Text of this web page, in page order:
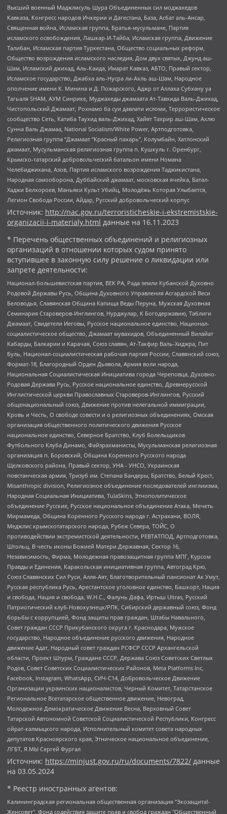
Высший военный Маджлисуль Шура Объединенных сил моджахедов
Кавказа, Конгресс народов Ичкерии и Дагестана, База, Асбат аль-Ансар,
Священная война, Исламская группа, Братья-мусульмане, Партия
исламского освобождения, Лашкар-И-Тайба, Исламская группа, Движение
Талибан, Исламская партия Туркестана, Общество социальных реформ,
Общество возрождения исламского наследия, Дом двух святых, Джунд аш-
Шам, Исламский джихад, Аль-Каида, Имарат Кавказ, АБТО, Правый сектор,
Исламское государство, Джабха аль-Нусра ли-Ахль аш-Шам, Народное
ополчение имени К. Минина и Д. Пожарского, Аджр от Аллаха Субхану уа
Тагьаля SHAM, АУМ Синрике, Муджахеды джамаата Ат-Тавхида Валь-Джихад,
Чистопольский Джамаат, Рохнамо ба суи давлати исломи, Террористическое
сообщество Сеть, Катиба Таухид валь-Джихад, Хайят Тахрир аш-Шам, Ахлю
Сунна Валь Джамаа, National Socialism/White Power, Артподготовка,
Религиозная группа “Джамаат “Красный пахарь”, Колумбайн, Хатлонский
джамаат, Мусульманская религиозная группа п. Кушкуль г. Оренбург,
Крымско-татарский добровольческий батальон имени Номана
Челебиджихана, Азов, Партия исламского возрождения Таджикистана,
Народная самооборона, Дуббайский джамаат, московская ячейка, Батал-
Хаджи Белхороев, Маньяки Культ Убийц, Молодёжь Которая Улыбается,
Легион Свобода России, Айдар, Русский добровольческий корпус
Источник: http://nac.gov.ru/terroristicheskie-i-ekstremistskie-
organizacii-i-materialy.html данные на 16.11.2023
* Перечень общественных объединений и религиозных
организаций в отношении которых судом принято
вступившее в законную силу решение о ликвидации или
запрете деятельности:
Национал-большевистская партия, ВЕК РА, Рада земли Кубанской Духовно
Родовой Державы Русь, Община Духовного Управления Асгардской Веси
Беловодья, Славянская Община Капища Веды Перуна, Мужская Духовная
Семинария Староверов-Инглингов, Нурджулар, К Богодержавию, Таблиги
Джамаат, Свидетели Иеговы, Русское национальное единство, Национал-
социалистическое общество, Джамаат мувахидов, Объединенный Вилайат
Кабарды, Балкарии и Карачая, Союз славян, Ат-Такфир Валь-Хиджра, Пит
Буль, Национал-социалистическая рабочая партия России, Славянский союз,
Формат-18, Благородный Орден Дьявола, Армия воли народа,
Национальная Социалистическая Инициатива города Череповца, Духовно-
Родовая Держава Русь, Русское национальное единство, Древнерусской
Инглистической церкви Православных Староверов-Инглингов, Русский
общенациональный союз, Движение против нелегальной иммиграции,
Кровь и Честь, О свободе совести и о религиозных объединениях, Омская
организация общественного политического движения Русское
национальное единство, Северное Братство, Клуб Болельщиков
Футбольного Клуба Динамо, Файзрахманисты, Мусульманская религиозная
организация п. Боровский, Община Коренного Русского народа
Щелковского района, Правый сектор, УНА - УНСО, Украинская
повстанческая армия, Тризуб им. Степана Бандеры, Братство, Белый Крест,
Misanthropic division, Религиозное объединение последователей инглиизма,
Народная Социальная Инициатива, TulaSkins, Этнополитическое
объединение Русские, Русское национальное объединение Атака, Мечеть
Мирмамеда, Община Коренного Русского народа г. Астрахани, ВОЛЯ,
Меджлис крымскотатарского народа, Рубеж Севера, ТОЙС, О
противодействии экстремистской деятельности, РЕВТАТПОД, Артподготовка,
Штольц, В честь иконы Божией Матери Державная, Сектор 16,
Независимость, Фирма, Молодежная правозащитная группа МПГ, Курсом
Правды и Единения, Каракольская инициативная группа, Автоград Крю,
Союз Славянских Сил Руси, Алля-Аят, Благотворительный пансионат Ак Умут,
Русская республика Русь, Арестантское уголовное единство, Башкорт, Нация
и свобода, Нация и свобода, W.H.С., Фалунь Дафа, Иртыш Ultras, Русский
Патриотический клуб-Новокузнецк/РПК, Сибирский державный союз, Фонд
борьбы с коррупцией, Фонд защиты прав граждан, Штабы Навального,
Совет граждан СССР Прикубанского округа г. Краснодара, Мужское
государство, Народное объединение русского движения, Народное
движение Адат, Народный совет граждан РСФСР СССР Архангельской
области, Проект Штурм, Граждане СССР, Держава Союз Советских Светлых
Родов, Совет Советских Социалистических Районов, Meta Platforms Inc,
Facebook, Instagram, WhatsApp, СИЧ-С14, Добровольческое Движение
Организации украинских националистов, Черный Комитет, Татарстанское
Региональное Всетатарское общественное движение, Невоград,
Молодежное Демократическое Движение Весна, Верховный Совет
Татарской Автономной Советской Социалистической Республики, Конгресс
ойрат-калмыцкого народа, Исполнительный комитет совета народных
депутатов Красноярского края, Этническое национальное объединение,
ЛГБТ, Я.МЫ Сергей Фургал
Источник: https://minjust.gov.ru/ru/documents/7822/ данные
на 03.05.2024
* Реестр иностранных агентов:
Калининградская региональная общественная организация "Экозащита!-Женсовет", Фонд содействия защите прав и свобод граждан "Общественный вердикт", Фонд "Институт Развития Свободы Информации", Частное учреждение "Информационное агентство МЕМО. РУ", Региональная общественная организация "Общественная комиссия по сохранению наследия академика Сахарова", Фонд поддержки свободы прессы, Санкт-Петербургская общественная правозащитная организация "Гражданский контроль", Межрегиональная общественная организация "Информационно-просветительский центр "Мемориал", Региональный Фонд "Центр Защиты Прав Средств Массовой Информации", с 05.12.2023 Фонд "Центр Защиты Прав Средств массовой информации", Региональная общественная благотворительная организация помощи беженцам и мигрантам "Гражданское содействие", Негосударственное образовательное учреждение дополнительного профессионального образования (повышение квалификации) специалистов "АКАДЕМИЯ ПО ПРАВАМ ЧЕЛОВЕКА", Свердловская региональная общественная организация "Сутяжник", Автономная некоммерческая организация "Центр независимых социологических исследований", Союз общественных объединений "Российский исследовательский центр по правам человека", Региональное общественное учреждение научно-информационный центр "МЕМОРИАЛ", Некоммерческая организация "Фонд защиты гласности", Автономная некоммерческая организация "Институт прав человека", Городская общественная организация "Екатеринбургское общество "МЕМОРИАЛ", Городская общественная организация "Рязанское историко-просветительское и правозащитное общество "Мемориал" (Рязанский Мемориал), Челябинский региональный орган общественной самодеятельности – женское общественное объединение "Женщины Евразии", Челябинский региональный орган общественной самодеятельности "Уральская правозащитная группа", Фонд содействия защите здоровья и социальной справедливости имени Андрея Рылькова, Автономная Некоммерческая Организация "Аналитический Центр Юрия Левады", Автономная некоммерческая организация социальной поддержки населения "Проект Апрель", Региональная общественная организация помощи женщинам и детям, находящимся в кризисной ситуации "Информационно-методический центр "Анна", Фонд содействия развитию массовых коммуникаций и правовому просвещению "Так-так-Так", Фонд содействия устойчивому развитию "Серебряная тайга", Свердловский региональный общественный фонд социальных проектов "Новое время", "Idel.Реалии", Кавказ.Реалии, Крым.Реалии, Телеканал Настоящее Время, Татаро-башкирская служба Радио Свобода (Azatliq Radiosi), Радио Свободная Европа/Радио Свобода (PCE/PC), "Сибирь.Реалии", "Фактограф", Благотворительный фонд помощи осужденным и их семьям, Автономная некоммерческая организация "Институт глобализации и социальных движений", Фонд "В защиту прав заключенных", Частное учреждение "Центр поддержки и содействия развитию средств массовой информации", Пензенский региональный общественный благотворительный фонд "Гражданский союз", "Север.Реалии", Некоммерческая организация Фонд "Правовая инициатива", Общество с ограниченной ответственностью "Радио Свободная Европа/Радио Свобода", Чешское информационное агентство "MEDIUM-ORIENT", Красноярская региональная общественная организация "Мы против СПИДа", Камалягин Денис Николаевич, Маркелов Сергей Евгеньевич, Пономарев Лев Александрович, Савицкая Людмила Алексеевна, Автономная некоммерческая организация "Центр по работе с проблемой насилия "НАСИЛИЮ.НЕТ", Межрегиональный профессиональный союз работников здравоохранения "Альянс врачей", Юридическое лицо, зарегистрированное в Латвийской Республике, SIA "Medusa Project" (регистрационный номер 40103797863, дата регистрации 10.06.2014), Некоммерческая организация "Фонд по борьбе с коррупцией", Автономная некоммерческая организация "Институт права и публичной политики", Баданин Роман Сергеевич, Гликин Максим Александрович, Железнова Мария Михайловна, Лукьянова Юлия Сергеевна, Маетная Елизавета Витальевна, Маняхин Петр Борисович, Чуракова Ольга Владимировна, Ярош Юлия Петровна, Юридическое лицо "The Insider SIA", зарегистрированное в Риге, Латвийская Республика (дата регистрации 26.06.2015), являющееся администратором доменного имени интернет-издания "The Insider SIA", https://theins.ru, Постернак Алексей Евгеньевич, Рубин Михаил Аркадьевич, Анин Роман Александрович, Юридическое лицо Istories fonds, зарегистрированное в Латвийской Республике (регистрационный номер 50008295751, дата регистрации 24.02.2020), Великовский Дмитрий Александрович, Долинина Ирина Николаевна, Мароховская Алеся Алексеевна, Шлейнов Роман Юрьевич, Шмагун Олеся Валентиновна, Общество с ограниченной ответственностью "Альтаир 2021", Общество с ограниченной ответственностью "Вега 2021", Общество с ограниченной ответственностью "Главный редактор 2021", Общество с ограниченной ответственностью "Ромашки монолит", Важенков Артем Валерьевич, Ивановская областная общественная организация "Центр гендерных исследований", Гурман Юрий Альбертович, Медиапроект "ОВД-Инфо", Егоров Владимир Владимирович, Жилинский Владимир Александрович, Общество с ограниченной ответственностью "ЗП", Иванова София Юрьевна, Карезина Инна Павловна, Кильтау Екатерина Викторовна, Петров Алексей Викторович, Пискунов Сергей Евгеньевич, Смирнов Сергей Сергеевич, Тихонов Михаил Сергеевич, Общество с ограниченной ответственностью "ЖУРНАЛИСТ-ИНОСТРАННЫЙ АГЕНТ", Арапова Галина Юрьевна, Вольтская Татьяна Анатольевна, Американская компания "Mason G.E.S. Anonymous Foundation" (США), являющаяся владельцем интернет-издания https://mnews.world/, Компания "Stichting Bellingcat", зарегистрированная в Нидерландах (дата регистрации 11.07.2018), Захаров Андрей Вячеславович, Клепиковская Екатерина Дмитриевна, Общество с ограниченной ответственностью "МЕМО", Перл Роман Александрович, Симонов Евгений Алексеевич, Соловьева Елена Анатольевна, Сотников Даниил Владимирович, Сурначева Елизавета Дмитриевна, Автономная некоммерческая организация по защите прав человека и информированию населения "Якутия – Наше Мнение", Общество с ограниченной ответственностью "Москоу диджитал медиа", с 26.01.2023 Общество с ограниченной ответственностью "Чайка Белые сады", Ветошкина Валерия Валерьевна, Заговора Максим Александрович, Межрегиональное общественное движение "Российская ЛГБТ - сеть", Оленичев Максим Владимирович, Павлов Иван Юрьевич, Скворцова Елена Сергеевна, Общество с ограниченной ответственностью "Как бы инагент", Кочетков Игорь Викторович, Общество с ограниченной ответственностью "Честные выборы", Еланчик Олег Александрович, Общество с ограниченной ответственностью "Нобелевский призыв", Гималова Регина Эмилевна, Григорьев Андрей Валерьевич, Григорьева Алина Александровна, Ассоциация по содействию защите прав призывников, альтернативнослужащих и военнослужащих "Правозащитная группа "Гражданин.Армия.Право", Хисамова Регина Фаритовна, Автономная некоммерческая организация по реализации социально-правовых программ "Лилит", Дальневосточное общественное движение "Маяк", Санкт-Петербургская ЛГБТ-инициативная группа "Выход", Инициативная группа ЛГБТ+ "Реверс", Алексеев Андрей Викторович, Бекбулатова Таисия Львовна, Беляев Иван Михайлович, Владыкина Елена Сергеевна, Гельман Марат Александрович, Никульшина Вероника Юрьевна, Толоконникова Надежда Андреевна, Шендерович Виктор Анатольевич, Общество с ограниченной ответственностью "Данное сообщение", Общество с ограниченной ответственностью Издательский дом "Новая глава", Айнбиндер Александра Александровна, Московский комьюнити-центр для ЛГБТ+инициатив, Благотворительный фонд развития филантропии, Deutsche Welle (Германия, Kurt-Schumacher-Strasse 3, 53113 Bonn), Борзунова Мария Михайловна, Воробьев Виктор Викторович, Голубева Анна Львовна, Константинова Алла Михайловна, Малкова Ирина Владимировна, Мурадов Мурад Абдулгалимович, Осетинская Елизавета Николаевна, Понасенков Евгений Николаевич, Ганапольский Матвей Юрьевич, Киселев Евгений Алексеевич, Борухович Ирина Григорьевна, Дремин Иван Тимофеевич, Дубровский Дмитрий Викторович, Красноярская региональная общественная организация поддержки и развития альтернативных образовательных технологий и межкультурных коммуникаций "ИНТЕРРА", Маяковская Екатерина Алексеевна, Фейгин Марк Захарович, Филимонов Андрей Викторович, Дзугкоева Регина Николаевна, Доброхотов Роман Александрович, Дудь Юрий Александрович, Елкин Сергей Владимирович, Кругликов Кирилл Игоревич, Сабунаева Мария Леонидовна, Семенов Алексей Владимирович, Шаинян Карен Багратович, Шульман Екатерина Михайловна, Асафьев Артур Валерьевич, Вахштайн Виктор Семенович, Венедиктов Алексей Алексеевич, Лушникова Екатерина Евгеньевна, Волков Леонид Михайлович, Невзоров Александр Глебович, Пархоменко Сергей Борисович, Сироткин Ярослав Николаевич, Кара-Мурза Владимир Владимирович, Баранова Наталья Владимировна, Гозман Леонид Яковлевич, Кагарлицкий Борис Юльевич, Климарев Михаил Валерьевич, Милов Владимир Станиславович, Автономная некоммерческая организация Краснодарский центр современного искусства "Типография", Моргенштерн Алишер Тагирович, Соболь Любовь Эдуардовна, Общество с ограниченной ответственностью "ЛИЗА НОРМ", Каспаров Гарри Кимович, Ходорковский Михаил Борисович, Общество с ограниченной ответственностью "Апрельские тезисы", Данилович Ирина Брониславовна, Кашин Олег Владимирович, Петров Николай Владимирович, Пивоваров Алексей Владимирович, Соколов Михаил Владимирович, Цветкова Юлия Владимировна, Чичваркин Евгений Александрович, Комитет против пыток/Команда против пыток, Общество с ограниченной ответственностью "Первый научный", Общество с ограниченной ответственностью "Вертолет и ко", Белоцерковская Вероника Борисовна, Кац Максим Евгеньевич, Лазарева Татьяна Юрьевна, Шаведдинов Руслан Табризович, Яшин Илья Валерьевич, Общество с ограниченной ответственностью "Иноагент ААВ", Алешковский Дмитрий Петрович, Альбац Евгения Марковна, Быков Дмитрий Львович, Галямина Юлия Евгеньевна, Лойко Сергей Леонидович, Мартынов Кирилл Константинович, Медведев Сергей Александрович, Крашенинников Федор Геннадиевич, Гордеева Катерина Вл